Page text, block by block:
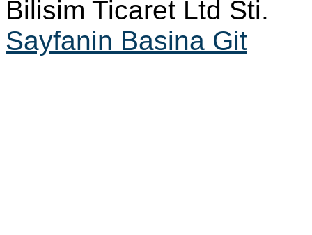
Bilisim Ticaret Ltd Sti.
Sayfanin Basina Git